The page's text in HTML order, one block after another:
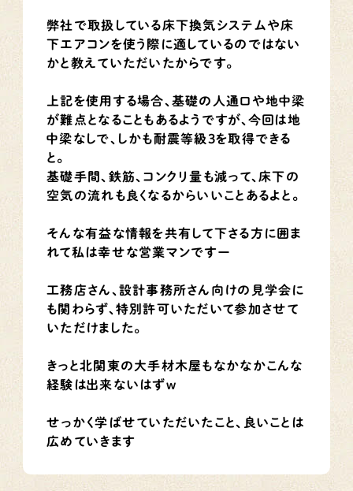
弊社で取扱している床下換気システムや床
下エアコンを使う際に適しているのではない
かと教えていただいたからです。
上記を使用する場合、基礎の人通口や地中梁
が難点となることもあるようですが、今回は地
中梁なしで、しかも耐震等級3を取得できる
と。
基礎手間、鉄筋、コンクリ量も減って、床下の
空気の流れも良くなるからいいことあるよと。
そんな有益な情報を共有して下さる方に囲ま
れて私は幸せな営業マンですー
工務店さん、設計事務所さん向けの見学会に
も関わらず、特別許可いただいて参加させて
いただけました。
きっと北関東の大手材木屋もなかなかこんな
経験は出来ないはずw
せっかく学ばせていただいたこと、良いことは
広めていきます